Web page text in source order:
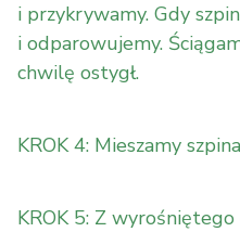
i przykrywamy. Gdy
i odparowujemy.
chwilę ostygł.
KROK 4: Mieszamy
KROK 5: Z